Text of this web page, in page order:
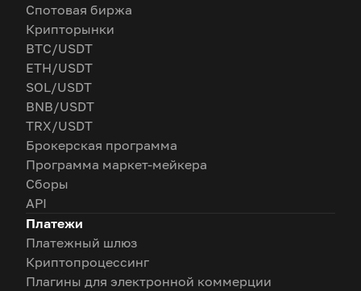
Спотовая биржа
Крипторынки
BTC/USDT
ETH/USDT
SOL/USDT
BNB/USDT
TRX/USDT
Брокерская программа
Программа маркет-мейкера
Сборы
API
Платежи
Платежный шлюз
Криптопроцессинг
Плагины для электронной коммерции